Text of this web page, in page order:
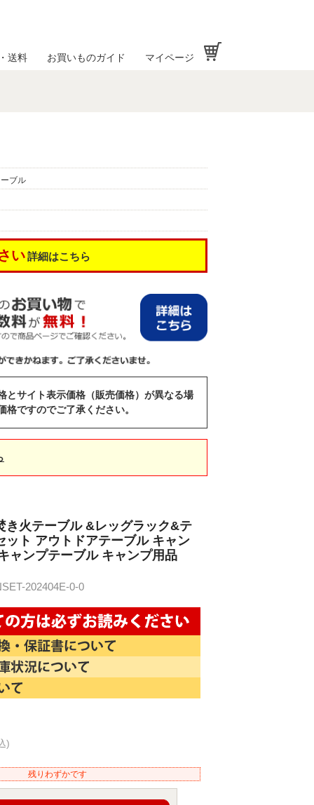
送料 お買いものガイド マイページ
ブル
い 詳細はこちら
とサイト表示価格（販売価格）が異なる場
ですのでご了承ください。
き火テーブル &レッグラック&テ
ット アウトドアテーブル キャン
ャンプテーブル キャンプ用品
202404E-0-0
)
残りわずかです